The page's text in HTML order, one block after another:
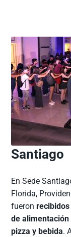
Santiago
En Sede
Florida,
fueronrecibidos
de
pizza y bebida.